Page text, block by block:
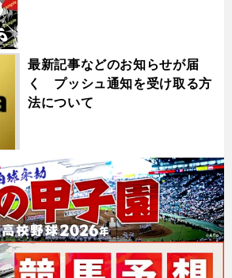
最新記事などのお知らせが届
く プッシュ通知を受け取る方
法について